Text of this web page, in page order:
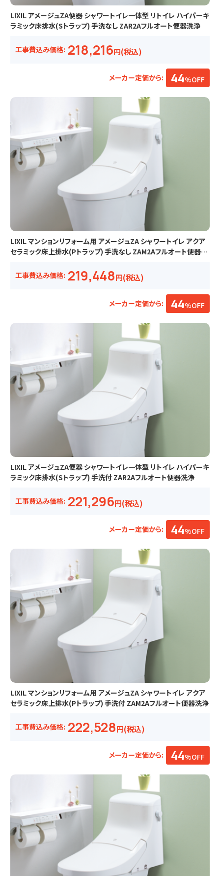
LIXIL アメージュZA便器 シャワートイレ一体型 リトイレ ハイパーキ
ラミック床排水(Sトラップ) 手洗なし ZAR2Aフルオート便器洗浄
工事費込み価格: 218,216円(税込)
メーカー定価から: 44%OFF
LIXIL マンションリフォーム用 アメージュZA シャワートイレ アクア
セラミック床上排水(Pトラップ) 手洗なし ZAM2Aフルオート便器洗
工事費込み価格: 219,448円(税込)
メーカー定価から: 44%OFF
LIXIL アメージュZA便器 シャワートイレ一体型 リトイレ ハイパーキ
ラミック床排水(Sトラップ) 手洗付 ZAR2Aフルオート便器洗浄
工事費込み価格: 221,296円(税込)
メーカー定価から: 44%OFF
LIXIL マンションリフォーム用 アメージュZA シャワートイレ アクア
セラミック床上排水(Pトラップ) 手洗付 ZAM2Aフルオート便器洗浄
工事費込み価格: 222,528円(税込)
メーカー定価から: 44%OFF